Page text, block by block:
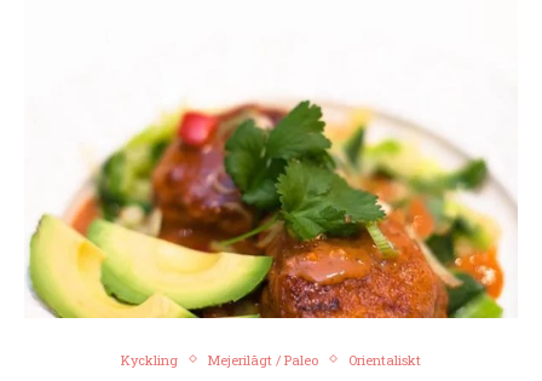
Kyckling Mejerilågt / Paleo Orientaliskt